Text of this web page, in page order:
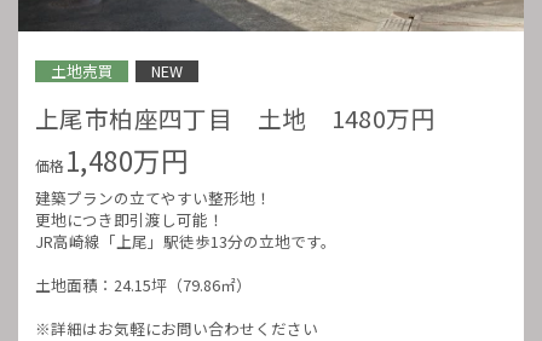
土地売買 NEW
上尾市柏座四丁目 土地 1480万円
価格 1,480万円
建築プランの立てやすい整形地！
更地につき即引渡し可能！
JR高崎線「上尾」駅徒歩13分の立地です。
土地面積：24.15坪（79.86㎡）
※詳細はお気軽にお問い合わせください